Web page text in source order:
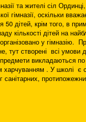
та жителі сіл
гімназії, оскільки
50 дітей, крім того, в
кількості дітей на
у гімназію.
тут створені всі
предмети викладаються
харчуванням . У школі